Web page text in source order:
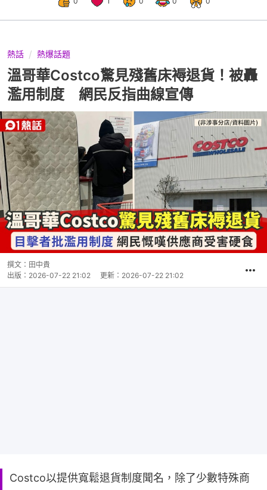
熱話 熱爆話題
溫哥華Costco驚見殘舊床褥退貨！被轟
濫用制度 網民反指曲線宣傳
撰文： 田中貴
出版： 2026-07-22 21:02 更新： 2026-07-22 21:02
Costco以提供寬鬆退貨制度聞名，除了少數特殊商